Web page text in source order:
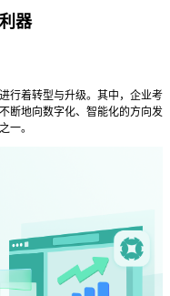
器
行着转型与升级。其中，企业考
断地向数字化、智能化的方向发
一。